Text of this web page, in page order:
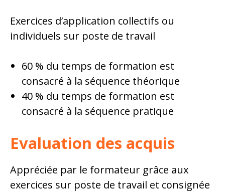
Exercices d’application collectifs ou
individuels sur poste de travail
60 % du temps de formation est
consacré à la séquence théorique
40 % du temps de formation est
consacré à la séquence pratique
Evaluation des acquis
Appréciée par le formateur grâce aux
exercices sur poste de travail et consignée